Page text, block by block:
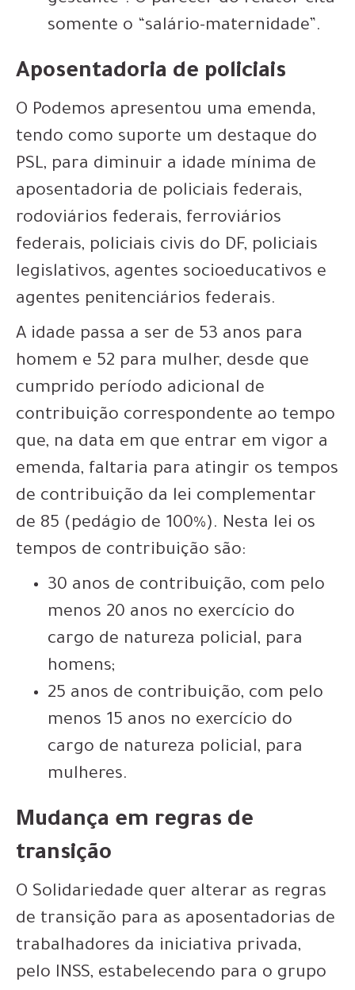
somente o “salário-maternidade”.
Aposentadoria de policiais
O Podemos apresentou uma emenda,
tendo como suporte um destaque do
PSL, para diminuir a idade mínima de
aposentadoria de policiais federais,
rodoviários federais, ferroviários
federais, policiais civis do DF, policiais
legislativos, agentes socioeducativos e
agentes penitenciários federais.
A idade passa a ser de 53 anos para
homem e 52 para mulher, desde que
cumprido período adicional de
contribuição correspondente ao tempo
que, na data em que entrar em vigor a
emenda, faltaria para atingir os tempos
de contribuição da lei complementar
de 85 (pedágio de 100%). Nesta lei os
tempos de contribuição são:
30 anos de contribuição, com pelo
menos 20 anos no exercício do
cargo de natureza policial, para
homens;
25 anos de contribuição, com pelo
menos 15 anos no exercício do
cargo de natureza policial, para
mulheres.
Mudança em regras de
transição
O Solidariedade quer alterar as regras
de transição para as aposentadorias de
trabalhadores da iniciativa privada,
pelo INSS, estabelecendo para o grupo